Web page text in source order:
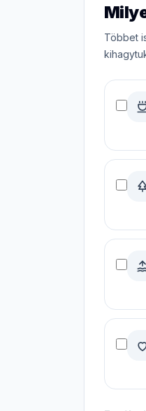
Többet